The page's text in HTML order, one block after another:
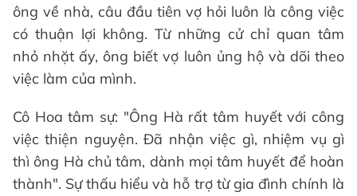
ông về nhà, câu đầu tiên vợ hỏi luôn là công việc
có thuận lợi không. Từ những cử chỉ quan tâm
nhỏ nhặt ấy, ông biết vợ luôn ủng hộ và dõi theo
việc làm của mình.
Cô Hoa tâm sự: "Ông Hà rất tâm huyết với công
việc thiện nguyện. Đã nhận việc gì, nhiệm vụ gì
thì ông Hà chủ tâm, dành mọi tâm huyết để hoàn
thành". Sự thấu hiểu và hỗ trợ từ gia đình chính là